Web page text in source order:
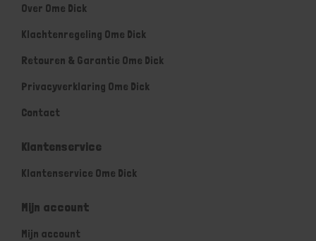
Over Ome Dick
Klachtenregeling Ome Dick
Retouren & Garantie Ome Dick
Privacyverklaring Ome Dick
Contact
Klantenservice
Klantenservice Ome Dick
Mijn account
Mijn account